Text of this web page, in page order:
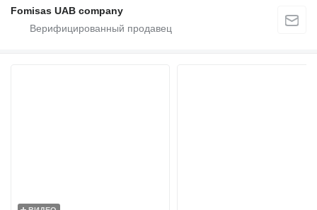
Fomisas UAB company